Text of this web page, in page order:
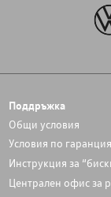
Поддръжка
Общи условия
Условия по гаранция
Инструкция за
Централен офис за